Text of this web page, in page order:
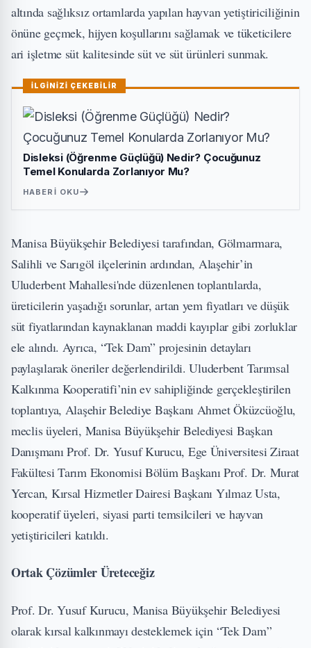
altında sağlıksız ortamlarda yapılan hayvan yetiştiriciliğinin
önüne geçmek, hijyen koşullarını sağlamak ve tüketicilere
ari işletme süt kalitesinde süt ve süt ürünleri sunmak.
İLGİNİZİ ÇEKEBİLİR
Disleksi (Öğrenme Güçlüğü) Nedir? Çocuğunuz
Temel Konularda Zorlanıyor Mu?
HABERI OKU
Manisa Büyükşehir Belediyesi tarafından, Gölmarmara,
Salihli ve Sarıgöl ilçelerinin ardından, Alaşehir’in
Uluderbent Mahallesi'nde düzenlenen toplantılarda,
üreticilerin yaşadığı sorunlar, artan yem fiyatları ve düşük
süt fiyatlarından kaynaklanan maddi kayıplar gibi zorluklar
ele alındı. Ayrıca, “Tek Dam” projesinin detayları
paylaşılarak öneriler değerlendirildi. Uluderbent Tarımsal
Kalkınma Kooperatifi’nin ev sahipliğinde gerçekleştirilen
toplantıya, Alaşehir Belediye Başkanı Ahmet Öküzcüoğlu,
meclis üyeleri, Manisa Büyükşehir Belediyesi Başkan
Danışmanı Prof. Dr. Yusuf Kurucu, Ege Üniversitesi Ziraat
Fakültesi Tarım Ekonomisi Bölüm Başkanı Prof. Dr. Murat
Yercan, Kırsal Hizmetler Dairesi Başkanı Yılmaz Usta,
kooperatif üyeleri, siyasi parti temsilcileri ve hayvan
yetiştiricileri katıldı.
Ortak Çözümler Üreteceğiz
Prof. Dr. Yusuf Kurucu, Manisa Büyükşehir Belediyesi
olarak kırsal kalkınmayı desteklemek için “Tek Dam”